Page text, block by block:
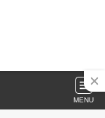
MENU